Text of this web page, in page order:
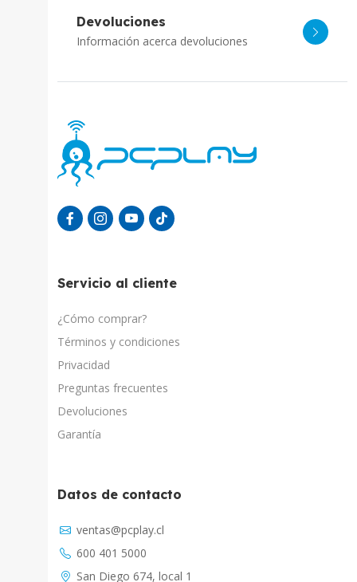
Devoluciones
Información acerca devoluciones
Servicio al cliente
¿Cómo comprar?
Términos y condiciones
Privacidad
Preguntas frecuentes
Devoluciones
Garantía
Datos de contacto
ventas@pcplay.cl
600 401 5000
San Diego 674, local 1
Chat con IA
PcPlay Santiago / Web